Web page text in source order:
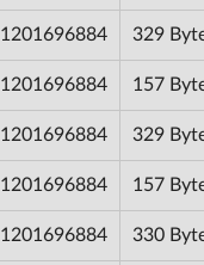
1201696884 329
1201696884 157
1201696884 329
1201696884 157
1201696884 330